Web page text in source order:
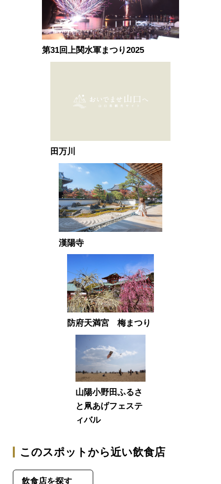
第31回上関水軍まつり2025
田万川
漢陽寺
防府天満宮 梅まつり
山陽小野田ふるさ
と凧あげフェステ
ィバル
このスポットから近い飲食店
飲食店を探す